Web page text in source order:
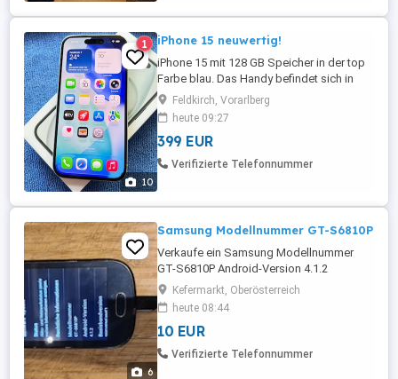
10
1 iPhone 15 neuwertig!
iPhone 15 mit 128 GB Speicher in der top
Farbe blau. Das Handy befindet sich in
absoluten top Zustand, keine
Gebrauchsspuren. Akkuleistung 100 % null
Zyklen siehe Fotos. Mit Box und
Ladekabel. Frei für alle Netze!
Privatverkauf keine Garantie keine
Feldkirch, Vorarlberg
heute 09:27
399 EUR
Verifizierte Telefonnummer
6
Samsung Modellnummer GT-S6810P
Verkaufe ein Samsung Modellnummer
GT-S6810P Android-Version 4.1.2
Ladegerät, Akku, Informationen
entnehmen sie den Bildern, Versand oder
Übergabe in Freistadt, Umgebung.
Funktioniert einwandfrei Keine Garantie
vom Verkäufer . Keine Rücknahme, Am
Kefermarkt, Oberösterreich
heute 08:44
10 EUR
Verifizierte Telefonnummer